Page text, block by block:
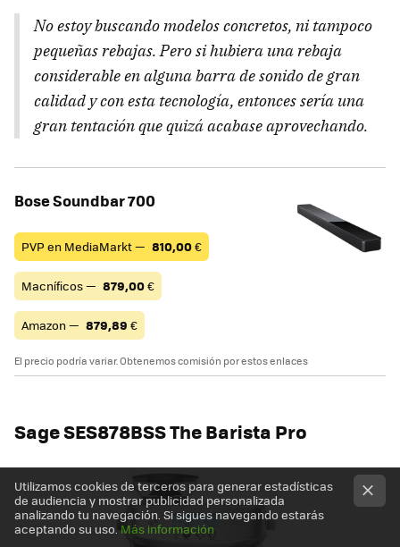
No estoy buscando modelos concretos, ni tampoco
pequeñas rebajas. Pero si hubiera una rebaja
considerable en alguna barra de sonido de gran
calidad y con esta tecnología, entonces sería una
gran tentación que quizá acabase aprovechando.
Bose Soundbar 700
PVP en MediaMarkt — 810,00€
Macníficos — 879,00€
Amazon — 879,89 €
El precio podría variar. Obtenemos comisión por estos enlaces
Sage SES878BSS The Barista Pro
Utilizamos cookies de terceros para generar estadísticas
de audiencia y mostrar publicidad personalizada
analizando tu navegación. Si sigues navegando estarás
aceptando su uso. Más información